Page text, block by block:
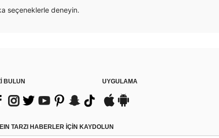
seçeneklerle deneyin.
BULUN UYGULAMA
TARZI HABERLER IÇIN KAYDOLUN